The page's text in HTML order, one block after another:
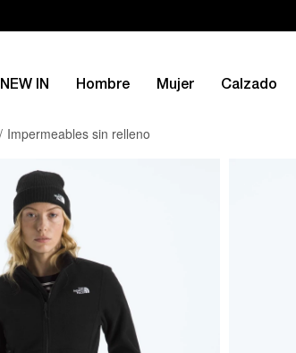
NEW IN Hombre Mujer Calzado
Impermeables sin relleno